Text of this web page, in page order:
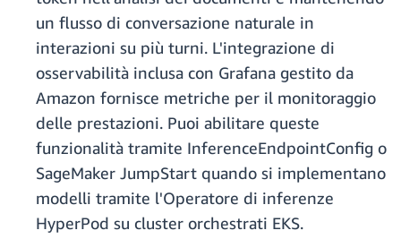
un flusso di conversazione naturale in
interazioni su più turni. L'integrazione di
osservabilità inclusa con Grafana gestito da
Amazon fornisce metriche per il monitoraggio
delle prestazioni. Puoi abilitare queste
funzionalità tramite InferenceEndpointConfig o
SageMaker JumpStart quando si implementano
modelli tramite l'Operatore di inferenze
HyperPod su cluster orchestrati EKS.